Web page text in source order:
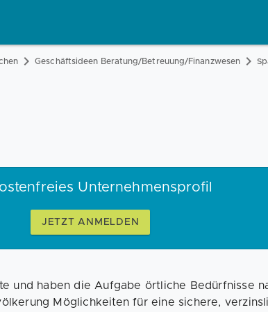
Geschäftsideen Beratung/Betreuung/Finanzwesen
Unternehmensprofil
JETZT ANMELDEN
und haben die Aufgabe örtliche Bedürfnisse
Möglichkeiten für eine sichere,